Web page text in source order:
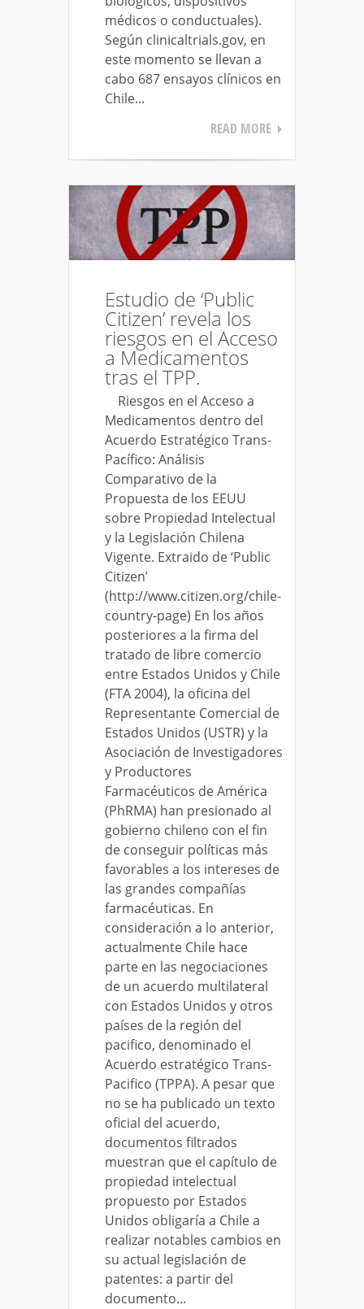
médicos o conductuales).
Según clinicaltrials.gov, en
este momento se llevan a
cabo 687 ensayos clínicos en
Chile...
READ MORE
Estudio de ‘Public
Citizen’ revela los
riesgos en el Acceso
a Medicamentos
tras el TPP.
Riesgos en el Acceso a
Medicamentos dentro del
Acuerdo Estratégico Trans-
Pacífico: Análisis
Comparativo de la
Propuesta de los EEUU
sobre Propiedad Intelectual
y la Legislación Chilena
Vigente. Extraido de ‘Public
Citizen’
(http://www.citizen.org/chile-
country-page) En los años
posteriores a la firma del
tratado de libre comercio
entre Estados Unidos y Chile
(FTA 2004), la oficina del
Representante Comercial de
Estados Unidos (USTR) y la
Asociación de Investigadores
y Productores
Farmacéuticos de América
(PhRMA) han presionado al
gobierno chileno con el fin
de conseguir políticas más
favorables a los intereses de
las grandes compañías
farmacéuticas. En
consideración a lo anterior,
actualmente Chile hace
parte en las negociaciones
de un acuerdo multilateral
con Estados Unidos y otros
países de la región del
pacifico, denominado el
Acuerdo estratégico Trans-
Pacifico (TPPA). A pesar que
no se ha publicado un texto
oficial del acuerdo,
documentos filtrados
muestran que el capítulo de
propiedad intelectual
propuesto por Estados
Unidos obligaría a Chile a
realizar notables cambios en
su actual legislación de
patentes: a partir del
documento...